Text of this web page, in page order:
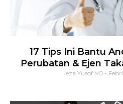
17 Tips Ini Bantu
Perubatan & Ejen
Ieza Yusof MJ